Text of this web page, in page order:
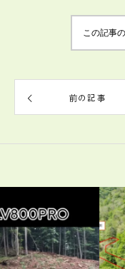
この記事
前の記事